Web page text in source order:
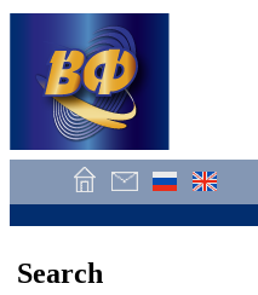
Search